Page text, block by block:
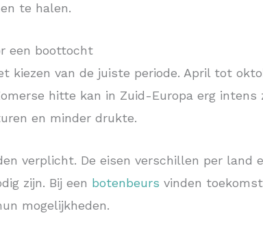
te halen.
een boottocht
kiezen van de juiste periode. April tot
hitte kan in Zuid-Europa erg intens
en minder drukte.
verplicht. De eisen verschillen per land
zijn. Bij een botenbeurs vinden
mogelijkheden.